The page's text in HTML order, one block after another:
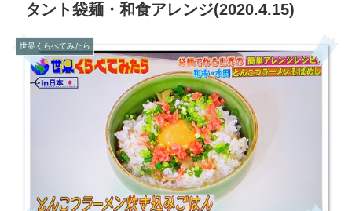
タント袋麺・和食アレンジ(2020.4.15)
世界くらべてみたら